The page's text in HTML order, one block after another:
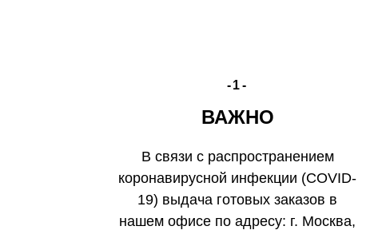
-1-
ВАЖНО
В связи с распространением
коронавирусной инфекции (COVID-
19) выдача готовых заказов в
нашем офисе по адресу: г. Москва,